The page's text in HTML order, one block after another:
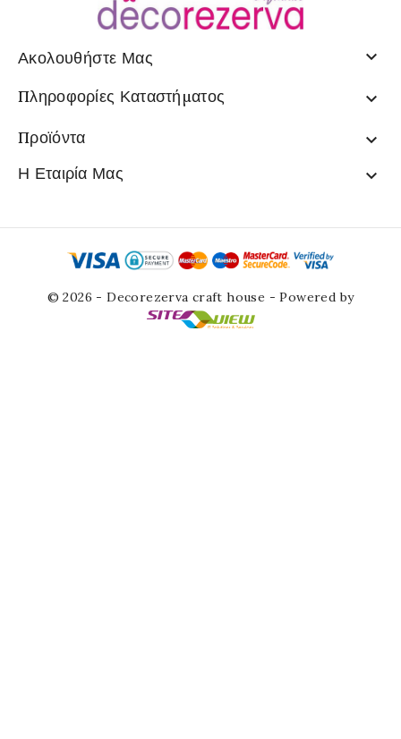
Ακολουθήστε Μας 
Πληροφορίες Καταστήματος 
Προϊόντα 
Η Εταιρία Μας 
© 2026 - Decorezerva craft house - Powered by